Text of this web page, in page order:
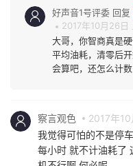
好声音1号评委 回复
2017年10月26日
大哥，你智商真是
平均油耗，清零后
会算吧，还怎么计
察言观色
2017年
我觉得可怕的不是停
每小时 就不计油耗了
机不行啊 何必呢